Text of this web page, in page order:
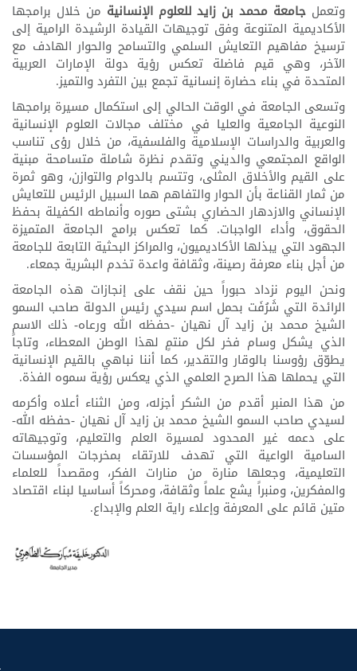
وتعمل جامعة محمد بن زايد للعلوم الإنسانية من خلال برامجها
الأكاديمية المتنوعة وفق توجيهات القيادة الرشيدة الرامية إلى
ترسيخ مفاهيم التعايش السلمي والتسامح والحوار الهادف مع
الآخر، وهي قيم فاضلة تعكس رؤية دولة الإمارات العربية
المتحدة في بناء حضارة إنسانية تجمع بين التفرد والتميز.
وتسعى الجامعة في الوقت الحالي إلى استكمال مسيرة برامجها
النوعية الجامعية والعليا في مختلف مجالات العلوم الإنسانية
والعربية والدراسات الإسلامية والفلسفية، من خلال رؤى تناسب
الواقع المجتمعي والديني وتقدم نظرة شاملة متسامحة مبنية
على القيم والأخلاق المثلى، وتتسم بالدوام والتوازن، وهو ثمرة
من ثمار القناعة بأن الحوار والتفاهم هما السبيل الرئيس للتعايش
الإنساني والازدهار الحضاري بشتى صوره وأنماطه الكفيلة بحفظ
الحقوق، وأداء الواجبات. كما تعكس برامج الجامعة المتميزة
الجهود التي يبذلها الأكاديميون، والمراكز البحثية التابعة للجامعة
من أجل بناء معرفة رصينة، وثقافة واعدة تخدم البشرية جمعاء.
ونحن اليوم نزداد حبوراً حين نقف على إنجازات هذه الجامعة
الرائدة التي شَرُفَت بحمل اسم سيدي رئيس الدولة صاحب السمو
الشيخ محمد بن زايد آل نهيان -حفظه الله ورعاه- ذلك الاسم
الذي يشكل وسام فخر لكل منتمٍ لهذا الوطن المعطاء، وتاجاً
يطوّق رؤوسنا بالوقار والتقدير، كما أننا نباهي بالقيم الإنسانية
التي يحملها هذا الصرح العلمي الذي يعكس رؤية سموه الفذة.
من هذا المنبر أقدم من الشكر أجزله، ومن الثناء أعلاه وأكرمه
لسيدي صاحب السمو الشيخ محمد بن زايد آل نهيان -حفظه الله-
على دعمه غير المحدود لمسيرة العلم والتعليم، وتوجيهاته
السامية الواعية التي تهدف للارتقاء بمخرجات المؤسسات
التعليمية، وجعلها منارة من منارات الفكر، ومقصداً للعلماء
والمفكرين، ومنبراً يشع علماً وثقافة، ومحركاً أساسيا لبناء اقتصاد
متين قائم على المعرفة وإعلاء راية العلم والإبداع.